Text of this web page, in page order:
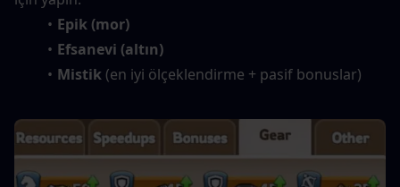
Epik (mor)
Efsanevi (altın)
Mistik (en iyi ölçeklendirme + pasif bonuslar)